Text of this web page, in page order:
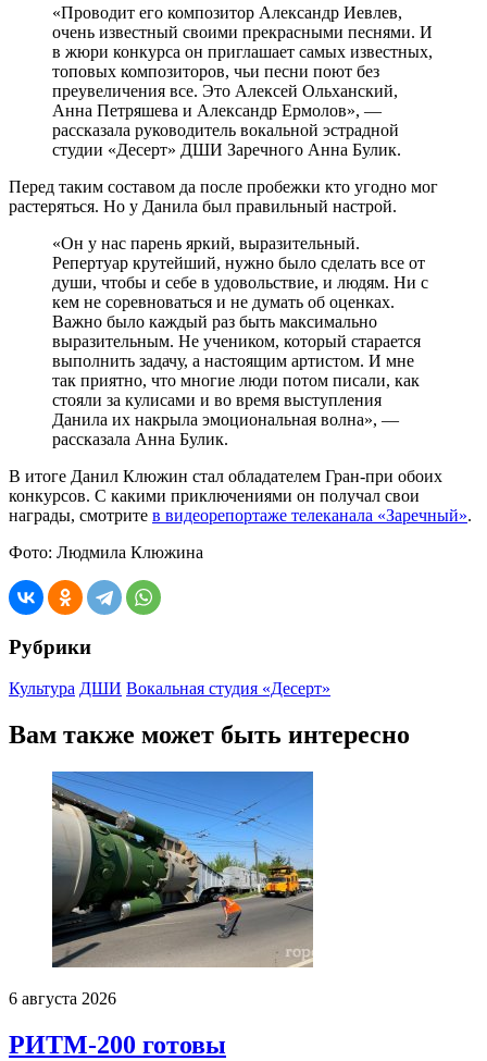
«Проводит его композитор Александр Иевлев,
очень известный своими прекрасными песнями. И
в жюри конкурса он приглашает самых известных,
топовых композиторов, чьи песни поют без
преувеличения все. Это Алексей Ольханский,
Анна Петряшева и Александр Ермолов», —
рассказала руководитель вокальной эстрадной
студии «Десерт» ДШИ Заречного Анна Булик.
Перед таким составом да после пробежки кто угодно мог
растеряться. Но у Данила был правильный настрой.
«Он у нас парень яркий, выразительный.
Репертуар крутейший, нужно было сделать все от
души, чтобы и себе в удовольствие, и людям. Ни с
кем не соревноваться и не думать об оценках.
Важно было каждый раз быть максимально
выразительным. Не учеником, который старается
выполнить задачу, а настоящим артистом. И мне
так приятно, что многие люди потом писали, как
стояли за кулисами и во время выступления
Данила их накрыла эмоциональная волна», —
рассказала Анна Булик.
В итоге Данил Клюжин стал обладателем Гран-при обоих
конкурсов. С какими приключениями он получал свои
награды, смотрите в видеорепортаже телеканала «Заречный».
Фото: Людмила Клюжина
Рубрики
Культура ДШИ Вокальная студия «Десерт»
Вам также может быть интересно
6 августа 2026
РИТМ-200 готовы